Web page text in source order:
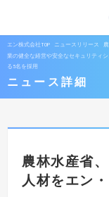
エン株式会社TOP ニュースリリース
業の健全な経営や安全なセキュリティ
る5名を採用
ニュース詳細
農林水産省
人材をエン